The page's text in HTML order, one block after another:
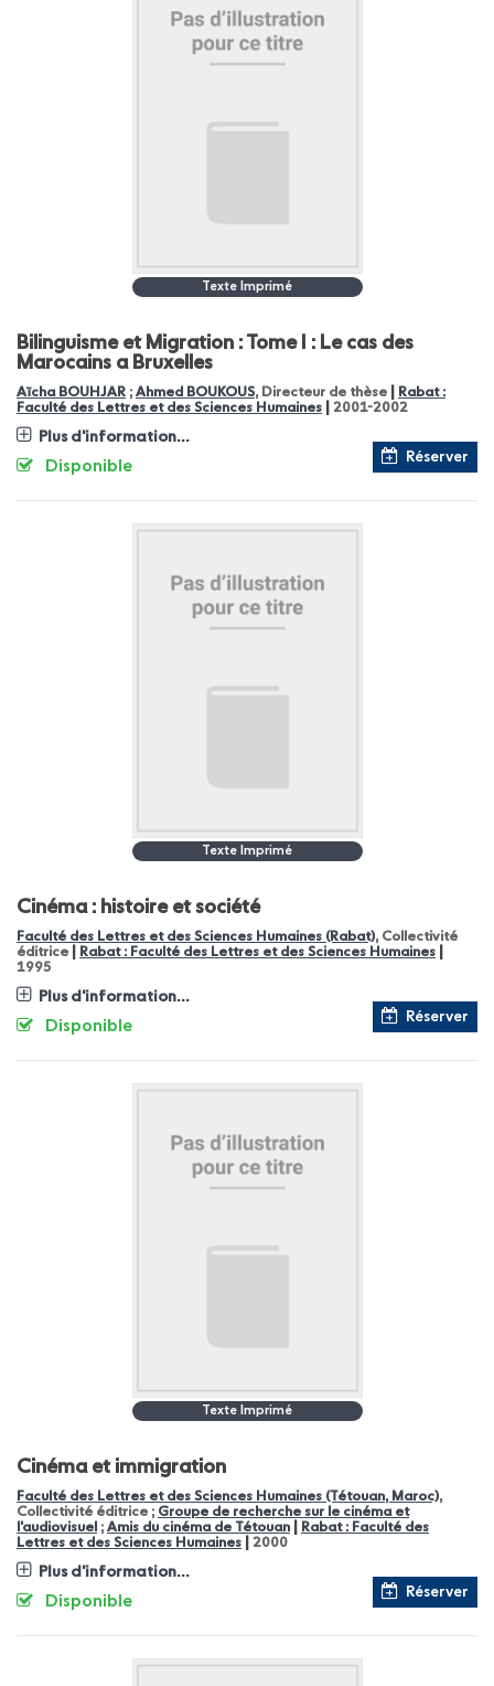
Texte Imprimé
Bilinguisme et Migration : Tome I : Le cas des
Marocains a Bruxelles
Aïcha BOUHJAR ; Ahmed BOUKOUS, Directeur de thèse
Rabat :
Faculté des Lettres et des Sciences Humaines
2001-2002
Plus d'information...
Réserver
Disponible
Texte Imprimé
Cinéma : histoire et société
Faculté des Lettres et des Sciences Humaines (Rabat), Collectivité
éditrice
Rabat : Faculté des Lettres et des Sciences Humaines
1995
Plus d'information...
Réserver
Disponible
Texte Imprimé
Cinéma et immigration
Faculté des Lettres et des Sciences Humaines (Tétouan, Maroc),
Collectivité éditrice ; Groupe de recherche sur le cinéma et
l'audiovisuel ; Amis du cinéma de Tétouan
Rabat : Faculté des
Lettres et des Sciences Humaines
2000
Plus d'information...
Réserver
Disponible